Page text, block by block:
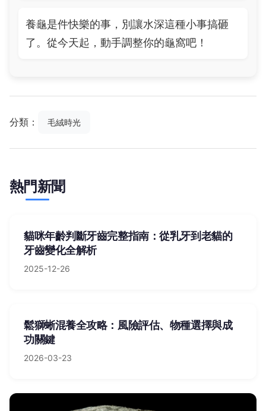
養龜是件快樂的事，別讓水深這種小事搞砸
了。從今天起，動手調整你的龜窩吧！
分類： 毛絨時光
熱門新聞
貓咪年齡判斷牙齒完整指南：從乳牙到老貓的
牙齒變化全解析
2025-12-26
鬆獅蜥混養全攻略：風險評估、物種選擇與成
功關鍵
2026-03-23